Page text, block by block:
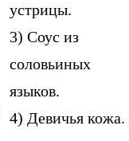
устрицы.
3) Соус из
соловьиных
языков.
4) Девичья кожа.